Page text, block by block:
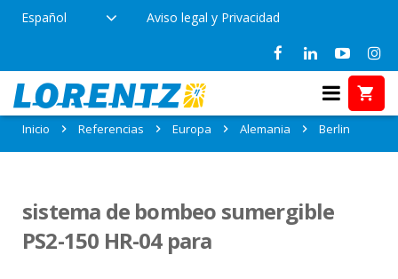
Español Aviso legal y Privacidad
Referencias en Berlin, Alemania
Inicio Referencias Europa Alemania Berlin
sistema de bombeo sumergible
PS2-150 HR-04 para